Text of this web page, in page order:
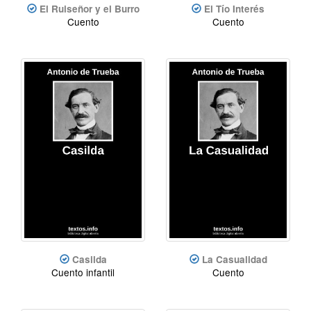
El Ruiseñor y el Burro
Cuento
El Tío Interés
Cuento
Casilda
Cuento infantil
La Casualidad
Cuento